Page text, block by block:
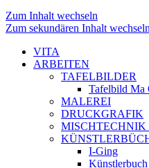
Zum Inhalt wechseln
Zum sekundären Inhalt wechseln
VITA
ARBEITEN
TAFELBILDER
Tafelbild Ma
MALEREI
DRUCKGRAFIK
MISCHTECHNIK
I-Ging